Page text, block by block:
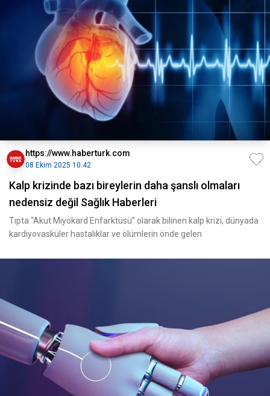
https://www.haberturk.com
08 Ekim 2025 10:42
Kalp krizinde bazı bireylerin daha şanslı olmaları
nedensiz değil Sağlık Haberleri
Tıpta “Akut Miyokard Enfarktüsü” olarak bilinen kalp krizi, dünyada
kardiyovasküler hastalıklar ve ölümlerin önde gelen